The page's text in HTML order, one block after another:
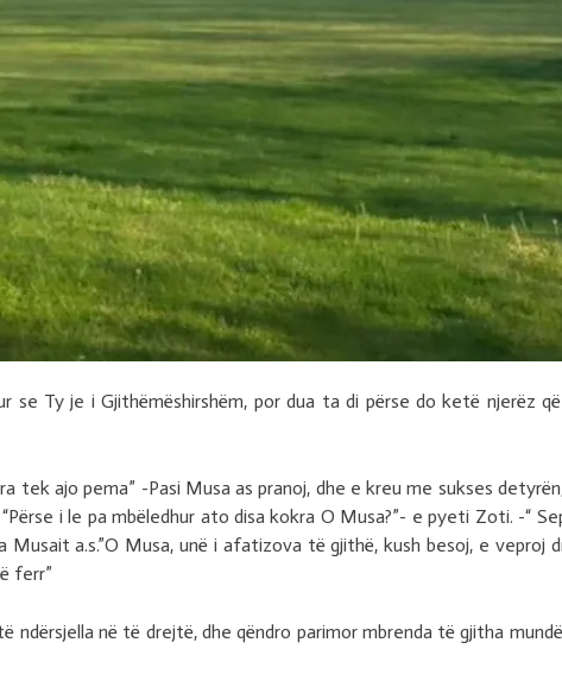
se Ty je i Gjithëmëshirshëm, por dua ta di përse do ketë njerëz
tek ajo pema” -Pasi Musa as pranoj, dhe e kreu me sukses
i le pa mbëledhur ato disa kokra O Musa?”- e pyeti Zoti. -“
a.s.”O Musa, unë i afatizova të gjithë, kush besoj, e veproj
ferr”
në të drejtë, dhe qëndro parimor mbrenda të gjitha